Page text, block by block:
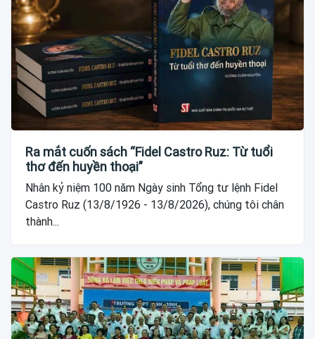
Ra mắt cuốn sách “Fidel Castro Ruz: Từ tuổi
thơ đến huyền thoại”
Nhân kỷ niệm 100 năm Ngày sinh Tổng tư lệnh Fidel
Castro Ruz (13/8/1926 - 13/8/2026), chúng tôi chân
thành...